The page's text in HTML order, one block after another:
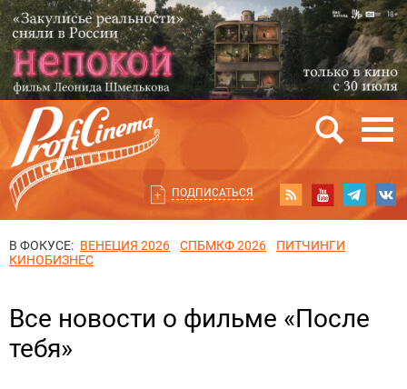
ПОДПИСАТЬСЯ
В ФОКУСЕ: ВЕНЕЦИЯ 2026 СПБМКФ 2026
ПИТЧИНГИ
КИНОБИЗНЕС
Все новости о фильме «После
тебя»